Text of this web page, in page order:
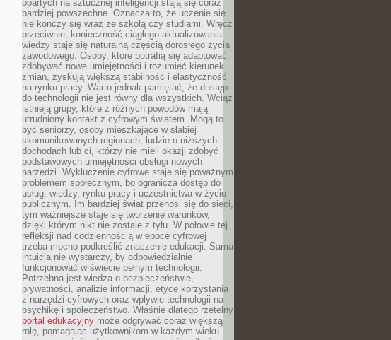
opartych na sztucznej inteligencji stają się coraz
bardziej powszechne. Oznacza to, że uczenie się
nie kończy się wraz ze szkołą czy studiami. Wręcz
przeciwnie, konieczność ciągłego aktualizowania
wiedzy staje się naturalną częścią dorosłego życia
zawodowego. Osoby, które potrafią się adaptować,
zdobywać nowe umiejętności i rozumieć kierunek
zmian, zyskują większą stabilność i elastyczność
na rynku pracy. Warto jednak pamiętać, że dostęp
do technologii nie jest równy dla wszystkich. Wciąż
istnieją grupy, które z różnych powodów mają
utrudniony kontakt z cyfrowym światem. Mogą to
być seniorzy, osoby mieszkające w słabiej
skomunikowanych regionach, ludzie o niższych
dochodach lub ci, którzy nie mieli okazji zdobyć
podstawowych umiejętności obsługi nowych
narzędzi. Wykluczenie cyfrowe staje się poważnym
problemem społecznym, bo ogranicza dostęp do
usług, wiedzy, rynku pracy i uczestnictwa w życiu
publicznym. Im bardziej świat przenosi się do sieci,
tym ważniejsze staje się tworzenie warunków,
dzięki którym nikt nie zostaje z tyłu. W połowie tej
refleksji nad codziennością w epoce cyfrowej
trzeba mocno podkreślić znaczenie edukacji. Sama
intuicja nie wystarczy, by odpowiedzialnie
funkcjonować w świecie pełnym technologii.
Potrzebna jest wiedza o bezpieczeństwie,
prywatności, analizie informacji, etyce korzystania
z narzędzi cyfrowych oraz wpływie technologii na
psychikę i społeczeństwo. Właśnie dlatego rzetelny
portal edukacyjny może odgrywać coraz większą
rolę, pomagając użytkownikom w każdym wieku